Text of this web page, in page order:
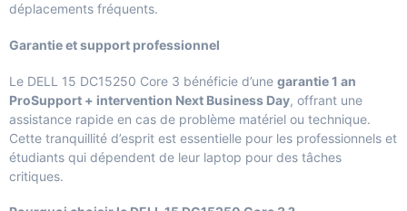
déplacements fréquents.
Garantie et support professionnel
Le DELL 15 DC15250 Core 3 bénéficie d’une garantie 1 an
ProSupport + intervention Next Business Day, offrant une
assistance rapide en cas de problème matériel ou technique.
Cette tranquillité d’esprit est essentielle pour les professionnels et
étudiants qui dépendent de leur laptop pour des tâches
critiques.